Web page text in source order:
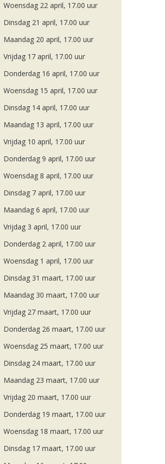
Woensdag 22 april, 17.00 uur
Dinsdag 21 april, 17.00 uur
Maandag 20 april, 17.00 uur
Vrijdag 17 april, 17.00 uur
Donderdag 16 april, 17.00 uur
Woensdag 15 april, 17.00 uur
Dinsdag 14 april, 17.00 uur
Maandag 13 april, 17.00 uur
Vrijdag 10 april, 17.00 uur
Donderdag 9 april, 17.00 uur
Woensdag 8 april, 17.00 uur
Dinsdag 7 april, 17.00 uur
Maandag 6 april, 17.00 uur
Vrijdag 3 april, 17.00 uur
Donderdag 2 april, 17.00 uur
Woensdag 1 april, 17.00 uur
Dinsdag 31 maart, 17.00 uur
Maandag 30 maart, 17.00 uur
Vrijdag 27 maart, 17.00 uur
Donderdag 26 maart, 17.00 uur
Woensdag 25 maart, 17.00 uur
Dinsdag 24 maart, 17.00 uur
Maandag 23 maart, 17.00 uur
Vrijdag 20 maart, 17.00 uur
Donderdag 19 maart, 17.00 uur
Woensdag 18 maart, 17.00 uur
Dinsdag 17 maart, 17.00 uur